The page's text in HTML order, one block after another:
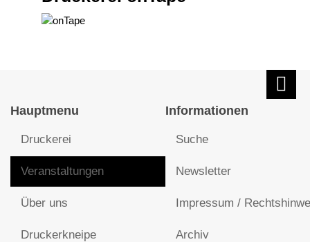
Hauptmenu
Druckerei
Veranstaltungen
Über uns
Druckerkneipe
Informationen
Suche
Newsletter
Impressum /
Archiv